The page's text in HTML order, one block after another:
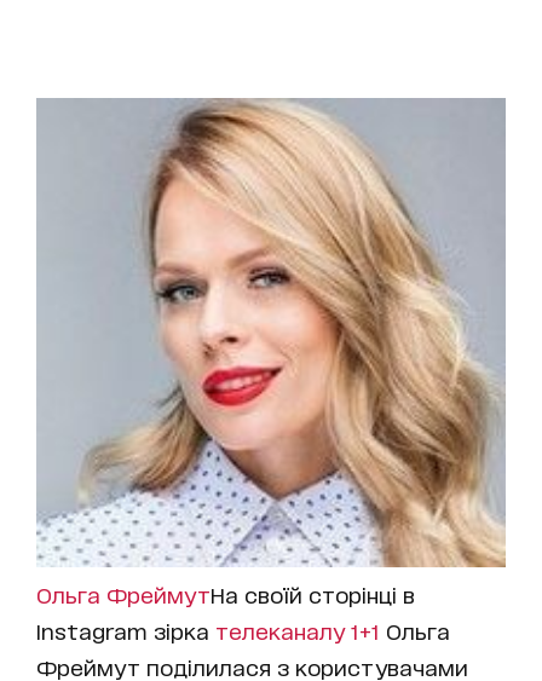
Ольга ФреймутНа своїй сторінці в
Instagram зірка телеканалу 1+1 Ольга
Фреймут поділилася з користувачами